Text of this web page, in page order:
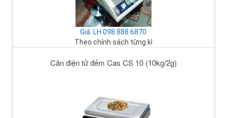
Giá: LH 098 888 6870
Theo chính sách từng kì
Cân điện tử đếm Cas CS 10 (10kg/2g)